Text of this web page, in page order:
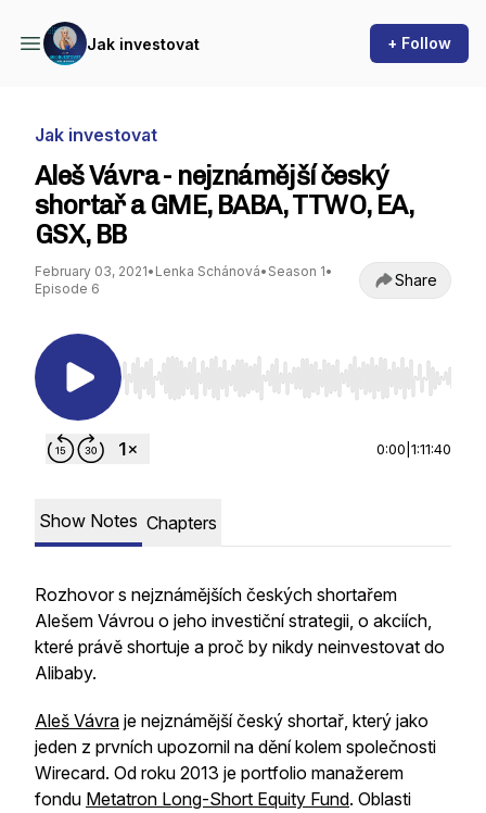
Jak investovat + Follow
Jak investovat
Aleš Vávra - nejznámější český
shortař a GME, BABA, TTWO, EA,
GSX, BB
February 03, 2021• Lenka Schánová• Season 1•
Episode 6
Share
Use Left/Right to seek, Home/End to jump to
0:00 1:11:40
Show Notes Chapters
Rozhovor s nejznámějších českých shortařem
Alešem Vávrou o jeho investiční strategii, o akciích,
které právě shortuje a proč by nikdy neinvestovat do
Alibaby.
Aleš Vávra je nejznámější český shortař, který jako
jeden z prvních upozornil na dění kolem společnosti
Wirecard. Od roku 2013 je portfolio manažerem
fondu Metatron Long-Short Equity Fund. Oblasti